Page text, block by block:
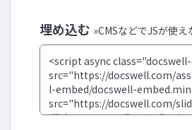
埋め込む »CMSなどでJSが使